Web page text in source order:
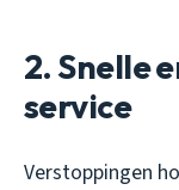
2. Snelle
service
Verstoppingen